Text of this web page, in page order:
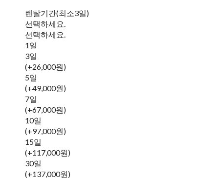
렌탈기간(최소3일)
선택하세요.
선택하세요.
1일
3일
(+26,000원)
5일
(+49,000원)
7일
(+67,000원)
10일
(+97,000원)
15일
(+117,000원)
30일
(+137,000원)